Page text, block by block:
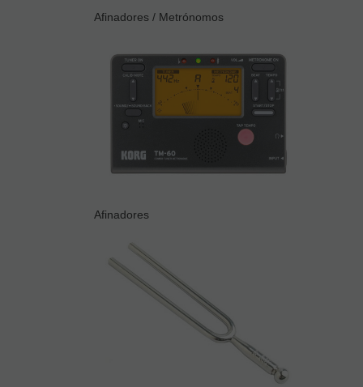
Afinadores / Metrónomos
Afinadores